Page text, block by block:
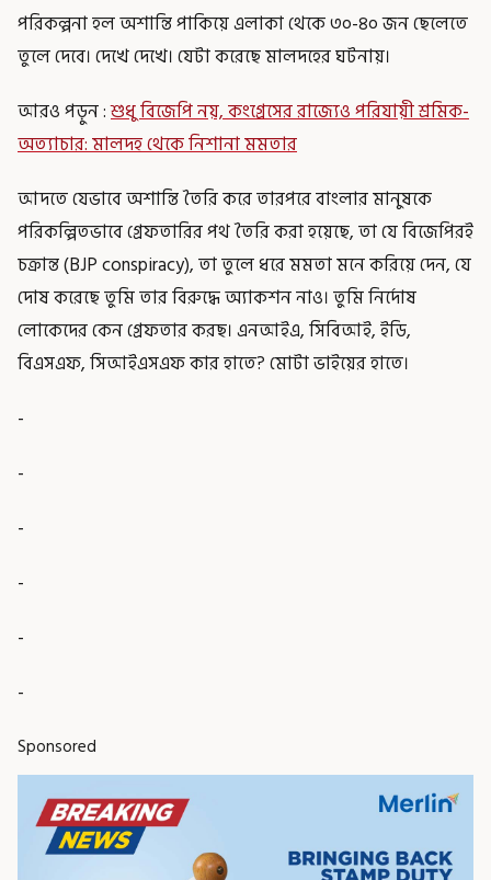
পরিকল্পনা হল অশান্তি পাকিয়ে এলাকা থেকে ৩০-৪০ জন ছেলেতে
তুলে দেবে। দেখে দেখে। যেটা করেছে মালদহের ঘটনায়।
আরও পড়ুন :শুধু বিজেপি নয়, কংগ্রেসের রাজ্যেও পরিযায়ী শ্রমিক-
অত্যাচার: মালদহ থেকে নিশানা মমতার
আদতে যেভাবে অশান্তি তৈরি করে তারপরে বাংলার মানুষকে
পরিকল্পিতভাবে গ্রেফতারির পথ তৈরি করা হয়েছে, তা যে বিজেপিরই
চক্রান্ত (BJP conspiracy), তা তুলে ধরে মমতা মনে করিয়ে দেন, যে
দোষ করেছে তুমি তার বিরুদ্ধে অ্যাকশন নাও। তুমি নির্দোষ
লোকেদের কেন গ্রেফতার করছ। এনআইএ, সিবিআই, ইডি,
বিএসএফ, সিআইএসএফ কার হাতে? মোটা ভাইয়ের হাতে।
-
-
-
-
-
-
Sponsored